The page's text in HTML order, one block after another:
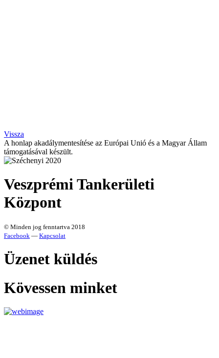
Vissza
A honlap akadálymentesítése az Európai Unió és a Magyar Állam
támogatásával készült.
Veszprémi Tankerületi
Központ
© Minden jog fenntartva 2018
Facebook — Kapcsolat
Üzenet küldés
Kövessen minket